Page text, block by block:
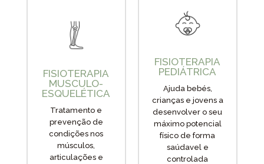
FISIOTERAPIA
MUSCULO-
ESQUELÉTICA
Tratamento e
prevenção de
condições nos
músculos,
articulações e
FISIOTERAPIA
PEDIÁTRICA
Ajuda bebés,
crianças e jovens a
desenvolver o seu
máximo potencial
físico de forma
saúdavel e
controlada